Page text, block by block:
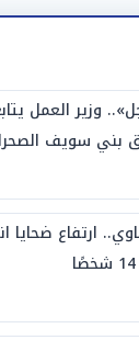
وزير العمل
بني سويف
ارتفاع ضحايا